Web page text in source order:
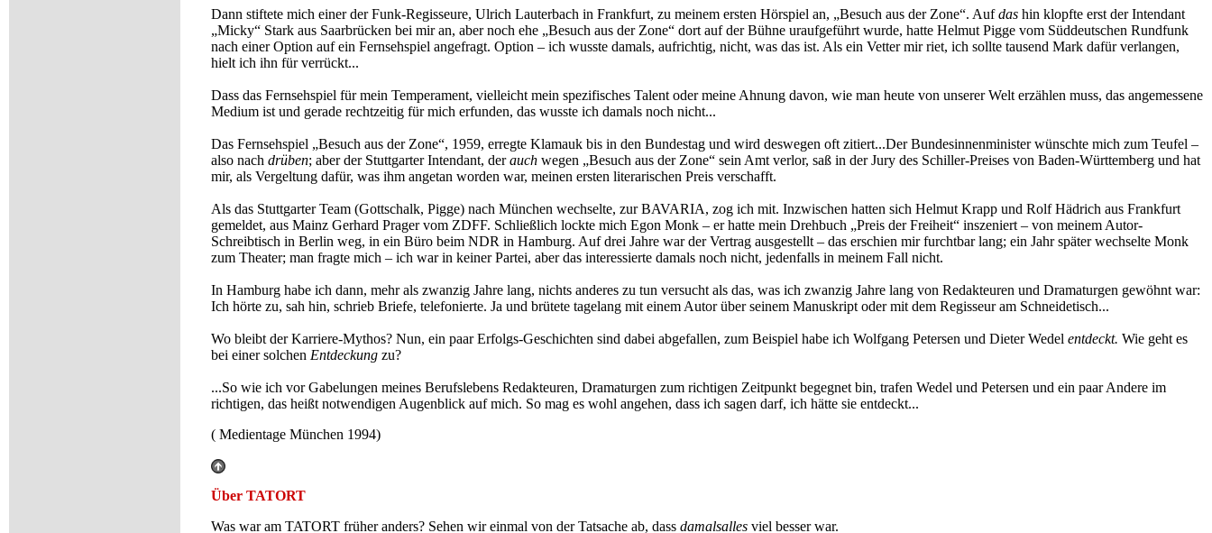
Dann stiftete mich einer der Funk-Regisseure, Ulrich Lauterbach in Frankfurt, zu meinem ersten Hörspiel an, „Besuch aus der Zone“. Aufdas hin klopfte erst der Intendant
„Micky“ Stark aus Saarbrücken bei mir an, aber noch ehe „Besuch aus der Zone“ dort auf der Bühne uraufgeführt wurde, hatte Helmut Pigge vom Süddeutschen Rundfunk
nach einer Option auf ein Fernsehspiel angefragt. Option – ich wusste damals, aufrichtig, nicht, was das ist. Als ein Vetter mir riet, ich sollte tausend Mark dafür verlangen,
hielt ich ihn für verrückt...
Dass das Fernsehspiel für mein Temperament, vielleicht mein spezifisches Talent oder meine Ahnung davon, wie man heute von unserer Welt erzählen muss, das angemessene
Medium ist und gerade rechtzeitig für mich erfunden, das wusste ich damals noch nicht...
Das Fernsehspiel „Besuch aus der Zone“, 1959, erregte Klamauk bis in den Bundestag und wird deswegen oft zitiert...Der Bundesinnenminister wünschte mich zum Teufel –
also nach drüben; aber der Stuttgarter Intendant, derauch wegen „Besuch aus der Zone“ sein Amt verlor, saß in der Jury des Schiller-Preises von Baden-Württemberg und hat
mir, als Vergeltung dafür, was ihm angetan worden war, meinen ersten literarischen Preis verschafft.
Als das Stuttgarter Team (Gottschalk, Pigge) nach München wechselte, zur BAVARIA, zog ich mit. Inzwischen hatten sich Helmut Krapp und Rolf Hädrich aus Frankfurt
gemeldet, aus Mainz Gerhard Prager vom ZDFF. Schließlich lockte mich Egon Monk – er hatte mein Drehbuch „Preis der Freiheit“ inszeniert – von meinem Autor-
Schreibtisch in Berlin weg, in ein Büro beim NDR in Hamburg. Auf drei Jahre war der Vertrag ausgestellt – das erschien mir furchtbar lang; ein Jahr später wechselte Monk
zum Theater; man fragte mich – ich war in keiner Partei, aber das interessierte damals noch nicht, jedenfalls in meinem Fall nicht.
In Hamburg habe ich dann, mehr als zwanzig Jahre lang, nichts anderes zu tun versucht als das, was ich zwanzig Jahre lang von Redakteuren und Dramaturgen gewöhnt war:
Ich hörte zu, sah hin, schrieb Briefe, telefonierte. Ja und brütete tagelang mit einem Autor über seinem Manuskript oder mit dem Regisseur am Schneidetisch...
Wo bleibt der Karriere-Mythos? Nun, ein paar Erfolgs-Geschichten sind dabei abgefallen, zum Beispiel habe ich Wolfgang Petersen und Dieter Wedel entdeckt. Wie geht es
bei einer solchen Entdeckung zu?
...So wie ich vor Gabelungen meines Berufslebens Redakteuren, Dramaturgen zum richtigen Zeitpunkt begegnet bin, trafen Wedel und Petersen und ein paar Andere im
richtigen, das heißt notwendigen Augenblick auf mich. So mag es wohl angehen, dass ich sagen darf, ich hätte sie entdeckt...
( Medientage München 1994)
Über TATORT
Was war am TATORT früher anders? Sehen wir einmal von der Tatsache ab, dass damalsalles viel besser war.